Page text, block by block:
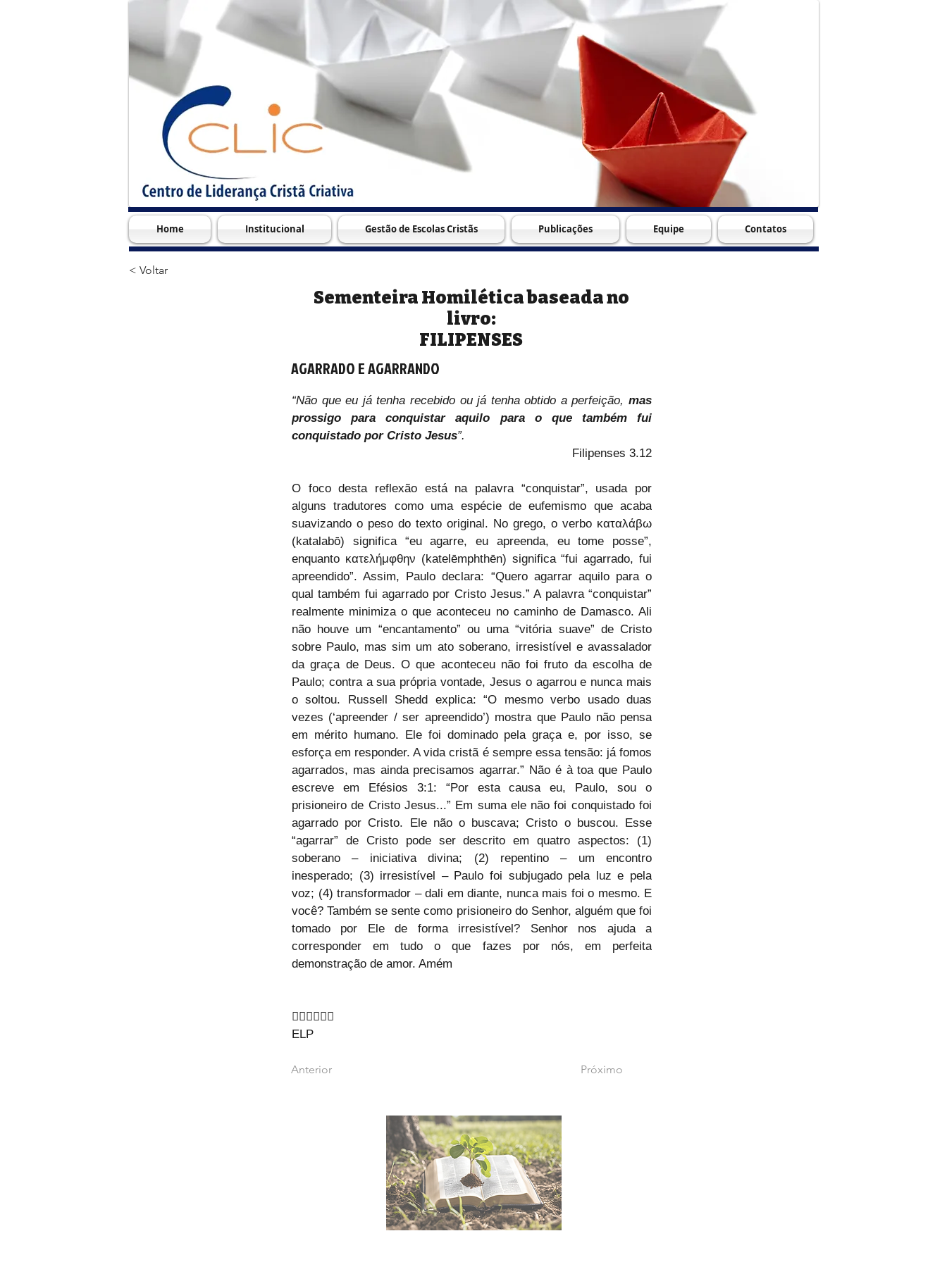
Home Institucional Gestão de Escolas Cristãs Publicações Equipe Contatos
< Voltar
Sementeira Homilética baseada no
livro:
FILIPENSES
AGARRADO E AGARRANDO
“Não que eu já tenha recebido ou já tenha obtido a perfeição, mas
prossigo para conquistar aquilo para o que também fui
conquistado por Cristo Jesus”.
Filipenses 3.12
O foco desta reflexão está na palavra “conquistar”, usada por
alguns tradutores como uma espécie de eufemismo que acaba
suavizando o peso do texto original. No grego, o verbo καταλάβω
(katalabō) significa “eu agarre, eu apreenda, eu tome posse”,
enquanto κατελήμφθην (katelēmphthēn) significa “fui agarrado, fui
apreendido”. Assim, Paulo declara: “Quero agarrar aquilo para o
qual também fui agarrado por Cristo Jesus.” A palavra “conquistar”
realmente minimiza o que aconteceu no caminho de Damasco. Ali
não houve um “encantamento” ou uma “vitória suave” de Cristo
sobre Paulo, mas sim um ato soberano, irresistível e avassalador
da graça de Deus. O que aconteceu não foi fruto da escolha de
Paulo; contra a sua própria vontade, Jesus o agarrou e nunca mais
o soltou. Russell Shedd explica: “O mesmo verbo usado duas
vezes (‘apreender / ser apreendido’) mostra que Paulo não pensa
em mérito humano. Ele foi dominado pela graça e, por isso, se
esforça em responder. A vida cristã é sempre essa tensão: já fomos
agarrados, mas ainda precisamos agarrar.” Não é à toa que Paulo
escreve em Efésios 3:1: “Por esta causa eu, Paulo, sou o
prisioneiro de Cristo Jesus...” Em suma ele não foi conquistado foi
agarrado por Cristo. Ele não o buscava; Cristo o buscou. Esse
“agarrar” de Cristo pode ser descrito em quatro aspectos: (1)
soberano – iniciativa divina; (2) repentino – um encontro
inesperado; (3) irresistível – Paulo foi subjugado pela luz e pela
voz; (4) transformador – dali em diante, nunca mais foi o mesmo. E
você? Também se sente como prisioneiro do Senhor, alguém que foi
tomado por Ele de forma irresistível? Senhor nos ajuda a
corresponder em tudo o que fazes por nós, em perfeita
demonstração de amor. Amém
🙇‍♂🙇‍♂🙇‍♂
ELP
Anterior Próximo